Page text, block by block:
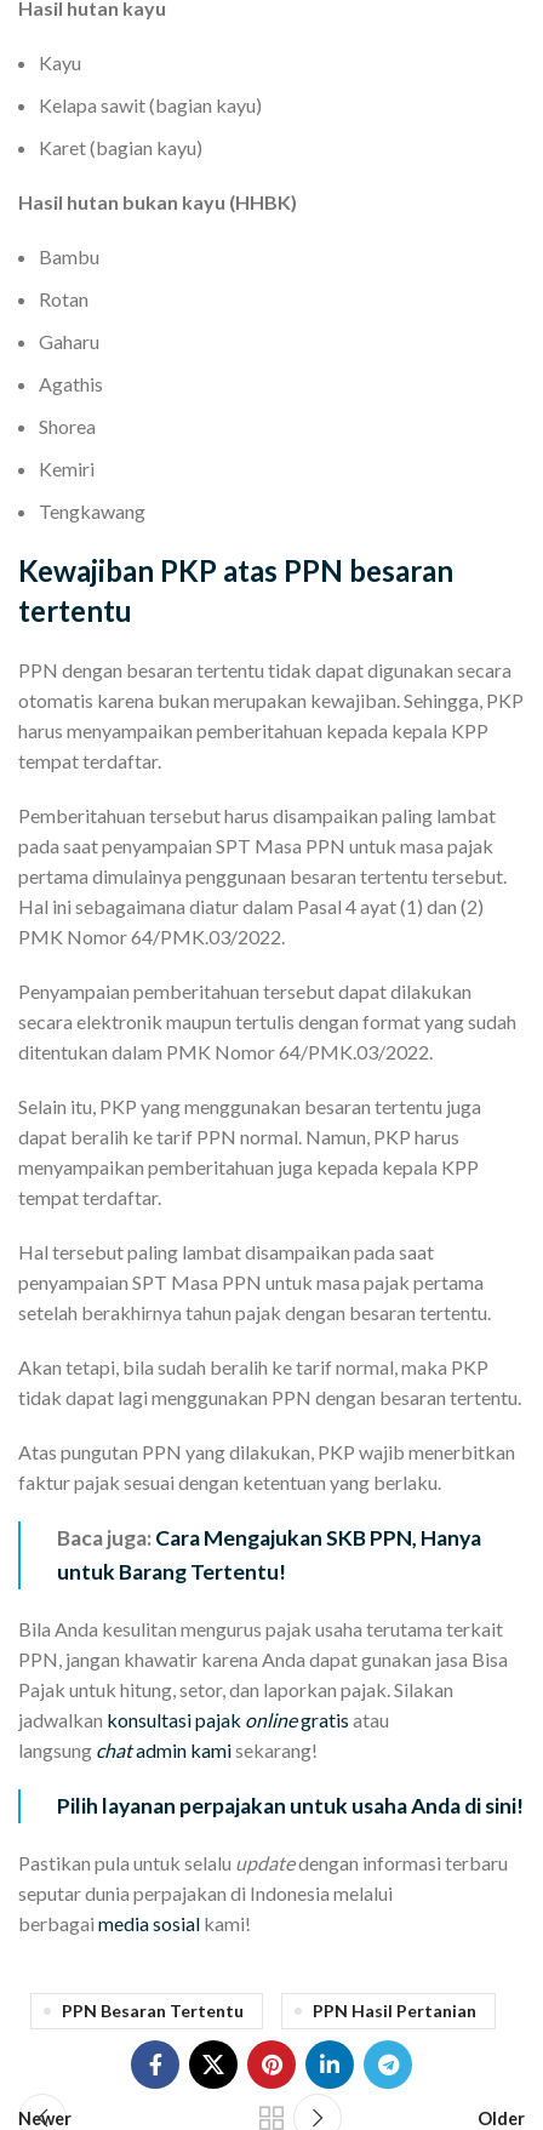
Hasil hutan kayu
Kayu
Kelapa sawit (bagian kayu)
Karet (bagian kayu)
Hasil hutan bukan kayu (HHBK)
Bambu
Rotan
Gaharu
Agathis
Shorea
Kemiri
Tengkawang
Kewajiban PKP atas PPN besaran
tertentu
PPN dengan besaran tertentu tidak dapat digunakan secara
otomatis karena bukan merupakan kewajiban. Sehingga, PKP
harus menyampaikan pemberitahuan kepada kepala KPP
tempat terdaftar.
Pemberitahuan tersebut harus disampaikan paling lambat
pada saat penyampaian SPT Masa PPN untuk masa pajak
pertama dimulainya penggunaan besaran tertentu tersebut.
Hal ini sebagaimana diatur dalam Pasal 4 ayat (1) dan (2)
PMK Nomor 64/PMK.03/2022.
Penyampaian pemberitahuan tersebut dapat dilakukan
secara elektronik maupun tertulis dengan format yang sudah
ditentukan dalam PMK Nomor 64/PMK.03/2022.
Selain itu, PKP yang menggunakan besaran tertentu juga
dapat beralih ke tarif PPN normal. Namun, PKP harus
menyampaikan pemberitahuan juga kepada kepala KPP
tempat terdaftar.
Hal tersebut paling lambat disampaikan pada saat
penyampaian SPT Masa PPN untuk masa pajak pertama
setelah berakhirnya tahun pajak dengan besaran tertentu.
Akan tetapi, bila sudah beralih ke tarif normal, maka PKP
tidak dapat lagi menggunakan PPN dengan besaran tertentu.
Atas pungutan PPN yang dilakukan, PKP wajib menerbitkan
faktur pajak sesuai dengan ketentuan yang berlaku.
Baca juga:Cara Mengajukan SKB PPN, Hanya
untuk Barang Tertentu!
Bila Anda kesulitan mengurus pajak usaha terutama terkait
PPN, jangan khawatir karena Anda dapat gunakan jasa Bisa
Pajak untuk hitung, setor, dan laporkan pajak. Silakan
jadwalkan konsultasi pajak onlinegratis atau
langsung chatadmin kamisekarang!
Pilih layanan perpajakan untuk usaha Anda di sini!
Pastikan pula untuk selalu updatedengan informasi terbaru
seputar dunia perpajakan di Indonesia melalui
berbagai media sosial kami!
PPN Besaran Tertentu PPN Hasil Pertanian
Newer Older